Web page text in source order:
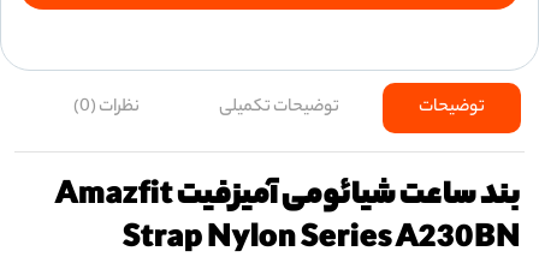
توضیحات توضیحات تکمیلی نظرات (0)
بند ساعت‌ شیائومی آمیزفیت Amazfit
Strap Nylon Series A230BN